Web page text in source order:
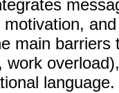
main
work